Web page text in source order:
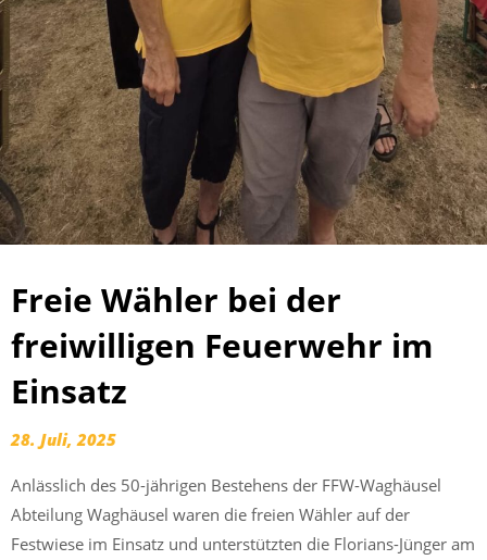
Freie Wähler bei der
freiwilligen Feuerwehr im
Einsatz
28. Juli, 2025
Anlässlich des 50-jährigen Bestehens der FFW-Waghäusel
Abteilung Waghäusel waren die freien Wähler auf der
Festwiese im Einsatz und unterstützten die Florians-Jünger am